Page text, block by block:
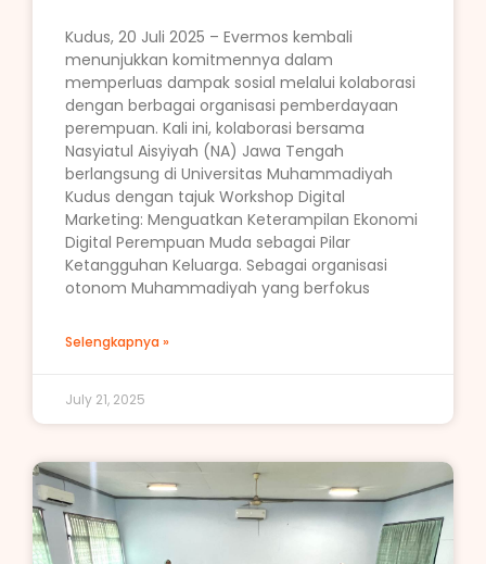
Kudus, 20 Juli 2025 – Evermos kembali
menunjukkan komitmennya dalam
memperluas dampak sosial melalui kolaborasi
dengan berbagai organisasi pemberdayaan
perempuan. Kali ini, kolaborasi bersama
Nasyiatul Aisyiyah (NA) Jawa Tengah
berlangsung di Universitas Muhammadiyah
Kudus dengan tajuk Workshop Digital
Marketing: Menguatkan Keterampilan Ekonomi
Digital Perempuan Muda sebagai Pilar
Ketangguhan Keluarga. Sebagai organisasi
otonom Muhammadiyah yang berfokus
Selengkapnya »
July 21, 2025